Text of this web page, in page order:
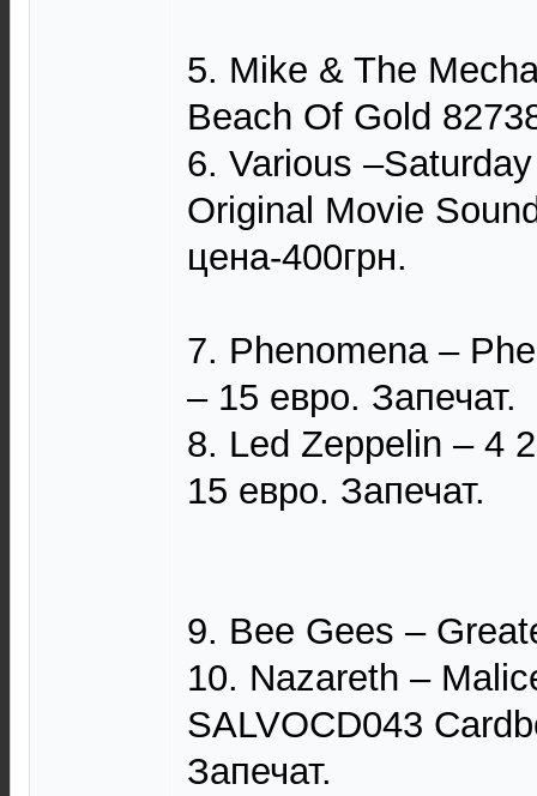
5. Mike & The
Beach Of Gold
6. Various
Original Movie
цена-400грн.
7. Phenomena –
– 15 евро. Запечат.
8. Led Zeppelin – 4
15 евро. Запечат.
9. Bee Gees –
10. Nazareth –
SALVOCD043
Запечат.